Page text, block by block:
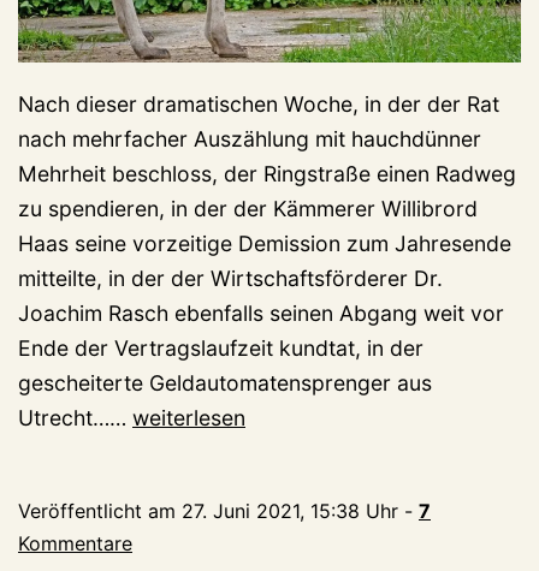
Nach dieser dramatischen Woche, in der der Rat
nach mehrfacher Auszählung mit hauchdünner
Mehrheit beschloss, der Ringstraße einen Radweg
zu spendieren, in der der Kämmerer Willibrord
Haas seine vorzeitige Demission zum Jahresende
mitteilte, in der der Wirtschaftsförderer Dr.
Joachim Rasch ebenfalls seinen Abgang weit vor
Ende der Vertragslaufzeit kundtat, in der
gescheiterte Geldautomatensprenger aus
Utrecht…… Natursonntag
etwas
wackelig
weiterlesen
Veröffentlicht am 27. Juni 2021, 15:38 Uhr - 7
Kommentare